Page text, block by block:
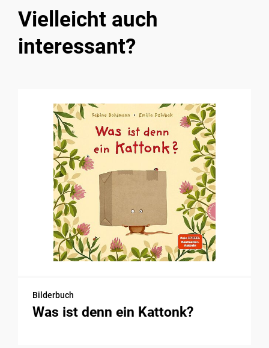
Vielleicht auch
interessant?
Bilderbuch
Was ist denn ein Kattonk?